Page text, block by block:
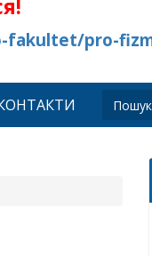
fakultet/pro-